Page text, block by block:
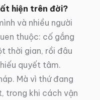
hiện trên đời?
và nhiều người
thuộc: cố gắng
thời gian, rồi đâu
quyết tâm.
Mà vì thứ đang
trong khi cách vận